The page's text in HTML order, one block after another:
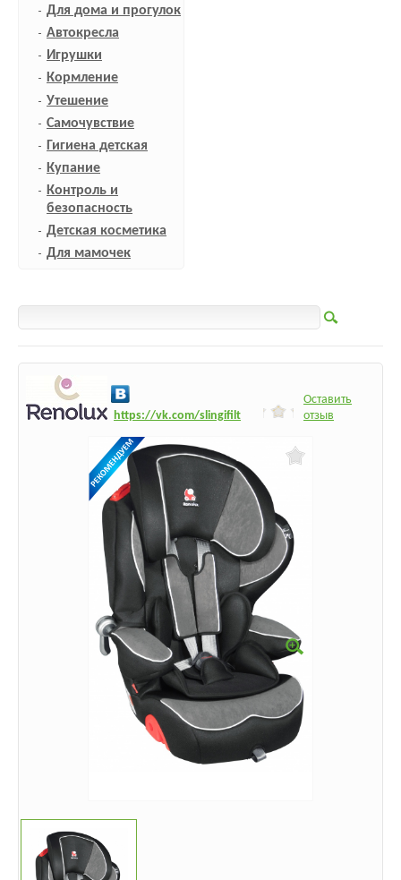
Для дома и прогулок
Автокресла
Игрушки
Кормление
Утешение
Самочувствие
Гигиена детская
Купание
Контроль и
безопасность
Детская косметика
Для мамочек
https://vk.com/slingifilt
Оставить
отзыв